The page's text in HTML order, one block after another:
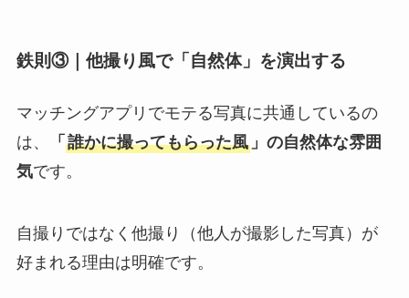
鉄則③｜他撮り風で「自然体」を演出する
マッチングアプリでモテる写真に共通しているの
は、
「 誰かに撮ってもらった風」の自然体な雰囲
気です。
自撮りではなく他撮り（他人が撮影した写真）が
好まれる理由は明確です。